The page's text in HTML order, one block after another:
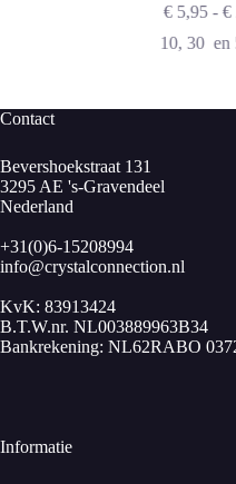
€5,95 - €
10, 30 en
Contact
Bevershoekstraat 131
3295 AE 's-Gravendeel
Nederland
+31(0)6-15208994
info@crystalconnection.nl
KvK: 83913424
B.T.W.nr. NL003889963B34
Bankrekening: NL62RABO
Informatie